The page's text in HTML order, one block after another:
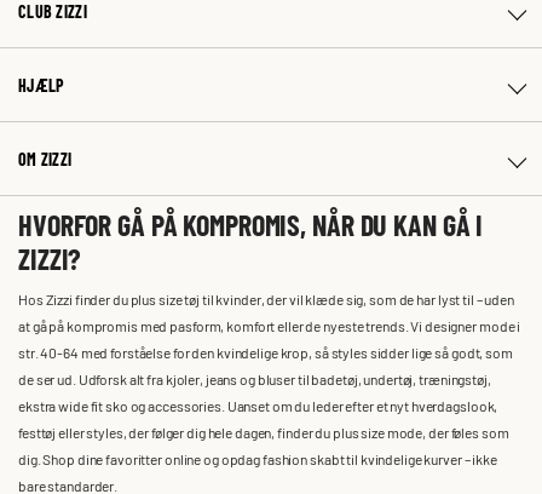
CLUB ZIZZI
HJÆLP
OM ZIZZI
HVORFOR GÅ PÅ KOMPROMIS, NÅR DU KAN GÅ I
ZIZZI?
Hos Zizzi finder du plus size tøj til kvinder, der vil klæde sig, som de har lyst til – uden
at gå på kompromis med pasform, komfort eller de nyeste trends. Vi designer mode i
str. 40-64 med forståelse for den kvindelige krop, så styles sidder lige så godt, som
de ser ud. Udforsk alt fra kjoler, jeans og bluser til badetøj, undertøj, træningstøj,
ekstra wide fit sko og accessories. Uanset om du leder efter et nyt hverdagslook,
festtøj eller styles, der følger dig hele dagen, finder du plus size mode, der føles som
dig. Shop dine favoritter online og opdag fashion skabt til kvindelige kurver – ikke
bare standarder.